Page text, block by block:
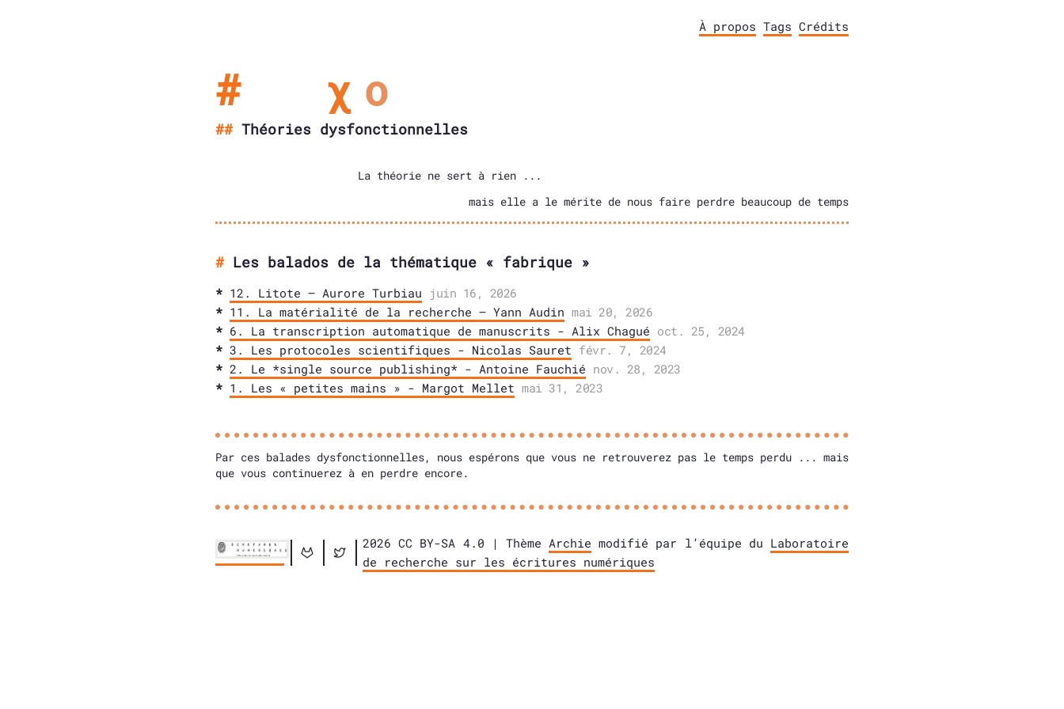
χ ο
Théories dysfonctionnelles
À propos Tags Crédits
La théorie ne sert à rien ...
mais elle a le mérite de nous faire perdre beaucoup de temps
Les balados de la thématique « fabrique »
12. Litote – Aurore Turbiau juin 16, 2026
11. La matérialité de la recherche – Yann Audin mai 20, 2026
6. La transcription automatique de manuscrits - Alix Chagué oct. 25, 2024
3. Les protocoles scientifiques - Nicolas Sauret févr. 7, 2024
2. Le *single source publishing* - Antoine Fauchié nov. 28, 2023
1. Les « petites mains » - Margot Mellet mai 31, 2023
Par ces balades dysfonctionnelles, nous espérons que vous ne retrouverez pas le temps perdu ... mais
que vous continuerez à en perdre encore.
2026 CC BY-SA 4.0 | ThèmeArchie modifié par l’équipe du Laboratoire
de recherche sur les écritures numériques